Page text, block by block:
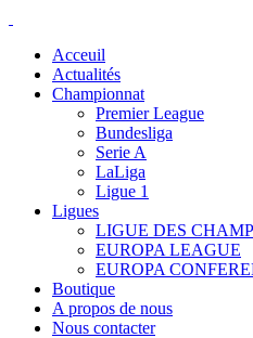
Acceuil
Actualités
Championnat
Premier League
Bundesliga
Serie A
LaLiga
Ligue 1
Ligues
LIGUE DES
EUROPA LEAGUE
EUROPA
Boutique
A propos de nous
Nous contacter